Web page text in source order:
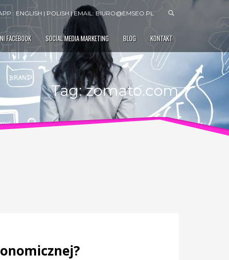
: ENGLISH | POLISH | EMAIL:BIURO@EMSEO.PL
FACEBOOK SOCIAL MEDIA MARKETING BLOG KONTAKT
Tag: zomato.com